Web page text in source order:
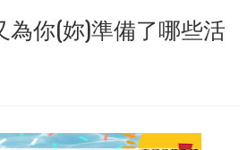
為你(妳)準備了哪些活